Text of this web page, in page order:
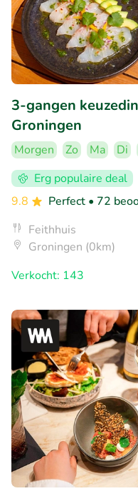
3-gangen
Groningen
Morgen Zo Ma Di
Erg populaire deal
9.8
Perfect • 72
Feithhuis
Groningen (0km)
Verkocht: 143